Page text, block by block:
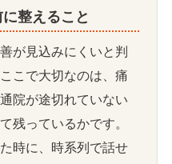
整えること
が見込みにくいと判
こで大切なのは、痛
院が途切れていない
残っているかです。
時に、時系列で話せ